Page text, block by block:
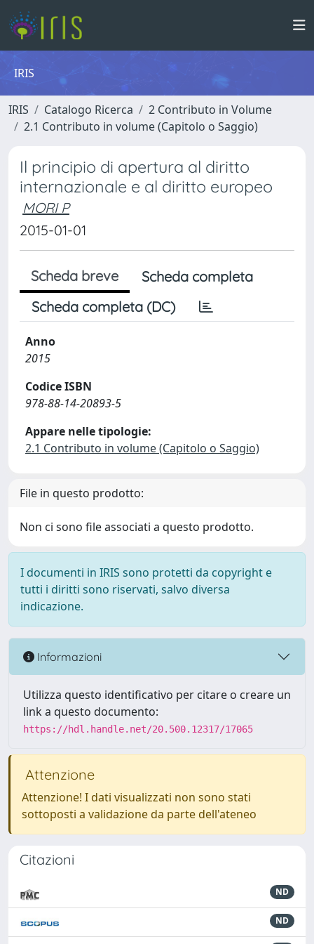
IRIS
IRIS Catalogo Ricerca
2 Contributo in Volume
2.1 Contributo in volume (Capitolo o Saggio)
Il principio di apertura al diritto
internazionale e al diritto europeo
MORI P
2015-01-01
Scheda breve
Scheda completa
Scheda completa (DC)
Anno
2015
Codice ISBN
978-88-14-20893-5
Appare nelle tipologie:
2.1 Contributo in volume (Capitolo o Saggio)
File in questo prodotto:
Non ci sono file associati a questo prodotto.
I documenti in IRIS sono protetti da copyright e
tutti i diritti sono riservati, salvo diversa
indicazione.
Informazioni
Utilizza questo identificativo per citare o creare un
link a questo documento:
https://hdl.handle.net/20.500.12317/17065
Attenzione
Attenzione! I dati visualizzati non sono stati
sottoposti a validazione da parte dell'ateneo
Citazioni
ND
ND